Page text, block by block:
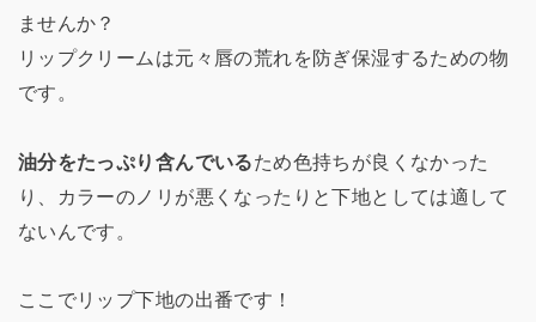
ませんか？
リップクリームは元々唇の荒れを防ぎ保湿するための物
です。
油分をたっぷり含んでいるため色持ちが良くなかった
り、カラーのノリが悪くなったりと下地としては適して
ないんです。
ここでリップ下地の出番です！